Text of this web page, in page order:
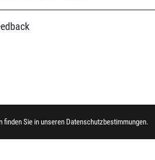
finden Sie in unseren Datenschutzbestimmungen.